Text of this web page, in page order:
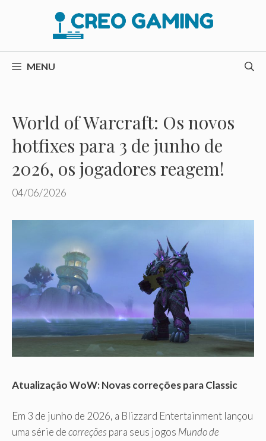
conteúdo
MENU
World of Warcraft: Os novos
hotfixes para 3 de junho de
2026, os jogadores reagem!
04/06/2026
Atualização WoW: Novas correções para Classic
Em 3 de junho de 2026, a Blizzard Entertainment lançou
uma série decorreções para seus jogos Mundo de